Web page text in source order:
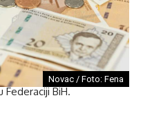
Novac / Foto: Fena
BiH.